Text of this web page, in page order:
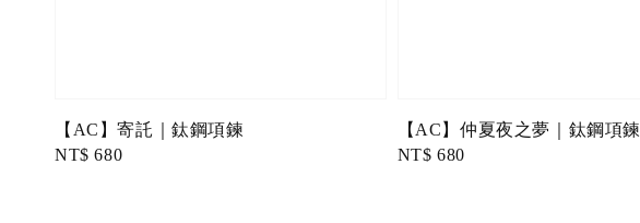
【AC】寄託｜鈦鋼項鍊
Regular
NT$ 680
【AC】仲夏夜之夢｜鈦鋼項鍊
Regular
NT$ 680